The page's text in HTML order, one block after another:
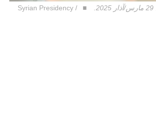
Syrian Presidency /